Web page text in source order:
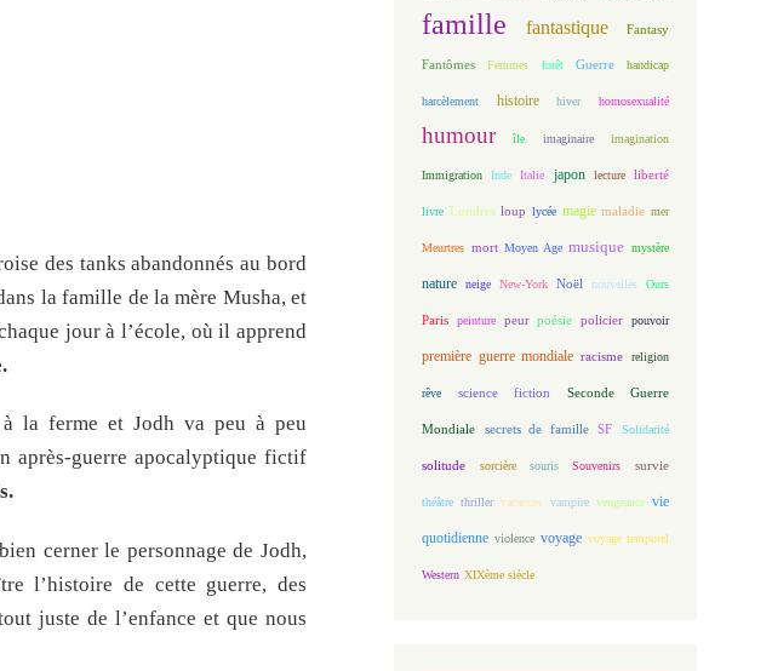
des tanks abandonnés au bord
la famille de la mère Musha, et
jour à l’école, où il apprend
à la ferme et Jodh va peu à peu
après-guerre apocalyptique fictif
cerner le personnage de Jodh,
l’histoire de cette guerre, des
juste de l’enfance et que nous
famille fantastique Fantasy
Fantômes Femmes forêt Guerre handicap
harcèlement histoire hiver homosexualité
humour île imaginaire imagination
Immigration Inde Italie japon lecture liberté
livre Londres loup lycée magie maladie mer
Meurtres mort Moyen Age musique mystère
nature neige New-York Noël nouvelles Ours
Paris peinture peur poésie policier pouvoir
première guerre mondiale racisme religion
rêve science fiction Seconde Guerre
Mondiale secrets de famille SF Solidarité
solitude sorcière souris Souvenirs survie
théâtre thriller vacances vampire vengeance vie
quotidienne violence voyage voyage temporel
Western XIXème siècle